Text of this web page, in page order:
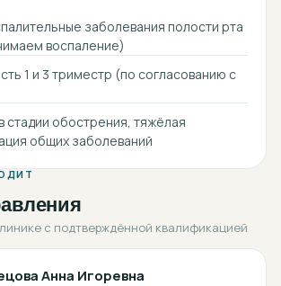
заболевания полости рта
воспаление)
1 и 3 триместр (по согласованию с
стадии обострения, тяжёлая
общих заболеваний
с подтверждённой квалификацией
Анна Игоревна